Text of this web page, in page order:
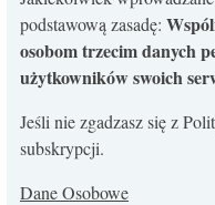
podstawową zasadę:
osobom trzecim danych
użytkowników swoich
Jeśli nie zgadzasz się z
subskrypcji.
Dane Osobowe